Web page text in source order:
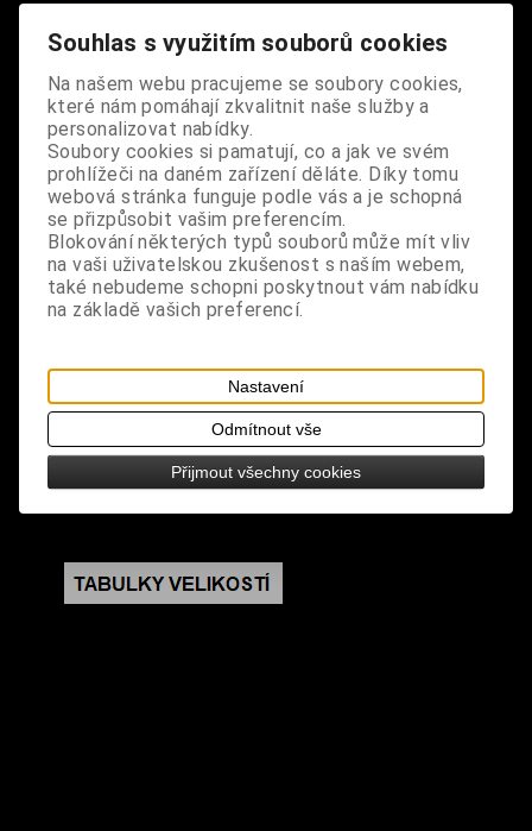
Dodání dny:skladem
ks
Koupit
Tabulky velikostí: zde
Výrobce: import UK
Katalogové číslo: DOWGTASBPUS3694
Záruka (měsíců):24
Dotaz na výrobek
Tisk
design: černá denimová barva, vpředu potisk a
falešná kapsička na zip, zapínání na zip, uvnitř
kapsička na zip, nastavitelný popruh přes rameno
rozměry: výška 32 cm, šířka 26 cm, hloubka 10 cm
Souhlas s využitím souborů cookies
Na našem webu pracujeme se soubory cookies,
které nám pomáhají zkvalitnit naše služby a
personalizovat nabídky.
Soubory cookies si pamatují, co a jak ve svém
prohlížeči na daném zařízení děláte. Díky tomu
webová stránka funguje podle vás a je schopná
se přizpůsobit vašim preferencím.
Blokování některých typů souborů může mít vliv
na vaši uživatelskou zkušenost s naším webem,
také nebudeme schopni poskytnout vám nabídku
na základě vašich preferencí.
Nastavení
Odmítnout vše
Přijmout všechny cookies